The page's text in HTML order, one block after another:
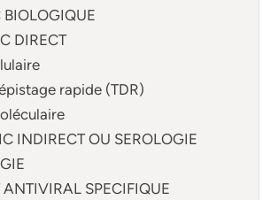
DIRECT
rapide (TDR)
INDIRECT OU SEROLOGIE
SPECIFIQUE